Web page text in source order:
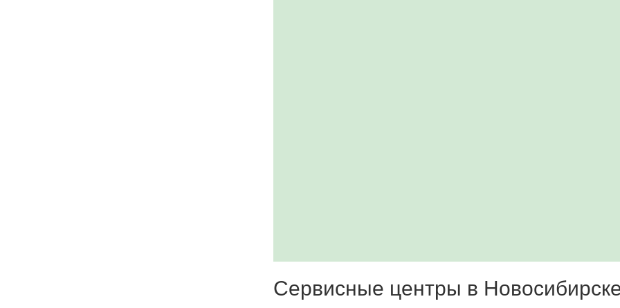
Сервисные центры в